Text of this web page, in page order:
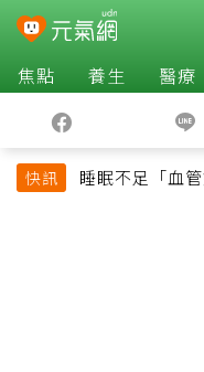
焦點 養生 醫療
快訊
睡眠不足「血